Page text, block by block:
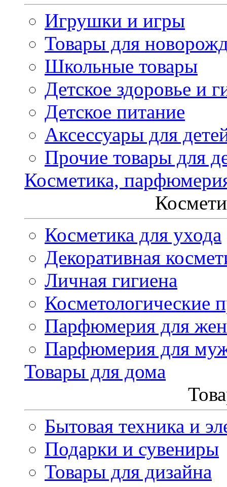
Игрушки и игры
Товары для
Школьные товары
Детское здоровье и
Детское питание
Аксессуары для
Прочие товары для
Косметика,
Косметика для ухода
Декоративная
Личная гигиена
Косметологические
Парфюмерия для
Парфюмерия для
Товары для дома
Бытовая техника и
Подарки и сувениры
Товары для дизайна